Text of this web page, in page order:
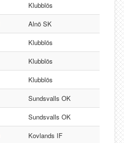
Klubblös
Alnö SK
Klubblös
Klubblös
Klubblös
Sundsvalls OK
Sundsvalls OK
Kovlands IF